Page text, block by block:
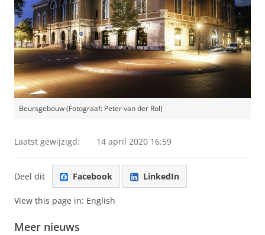
Beursgebouw (Fotograaf: Peter van der Rol)
Laatst gewijzigd: 14 april 2020 16:59
Deel dit Facebook LinkedIn
View this page in: English
Meer nieuws